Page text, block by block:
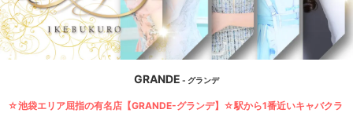
GRANDE - グランデ
☆池袋エリア屈指の有名店【GRANDE-グランデ】☆駅から1番近いキャバクラ